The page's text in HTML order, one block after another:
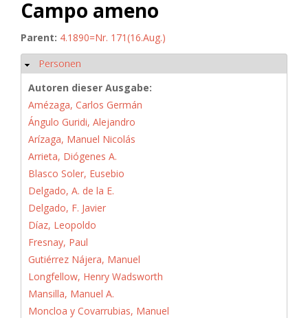
Campo ameno
Parent: 4.1890=Nr. 171(16.Aug.)
Ausblenden
Personen
Autoren dieser Ausgabe:
Amézaga, Carlos Germán
Ángulo Guridi, Alejandro
Arízaga, Manuel Nicolás
Arrieta, Diógenes A.
Blasco Soler, Eusebio
Delgado, A. de la E.
Delgado, F. Javier
Díaz, Leopoldo
Fresnay, Paul
Gutiérrez Nájera, Manuel
Longfellow, Henry Wadsworth
Mansilla, Manuel A.
Moncloa y Covarrubias, Manuel